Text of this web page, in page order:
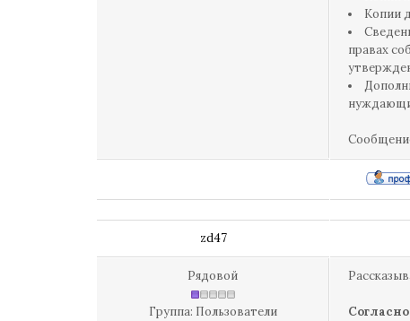
Копии
правах
zd47
Рядовой
Группа: Пользователи